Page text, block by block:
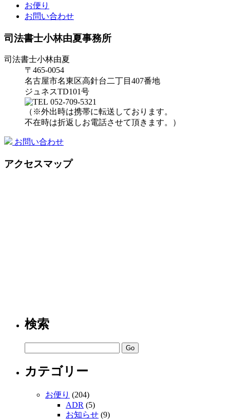
お便り
お問い合わせ
司法書士小林由夏事務所
司法書士小林由夏
〒465-0054
名古屋市名東区高針台二丁目407番地
ジュネスTD101号
052-709-5321
（※外出時は携帯に転送しております。
不在時は折返しお電話させて頂きます。）
お問い合わせ
アクセスマップ
検索
カテゴリー
お便り (204)
ADR (5)
お知らせ (9)